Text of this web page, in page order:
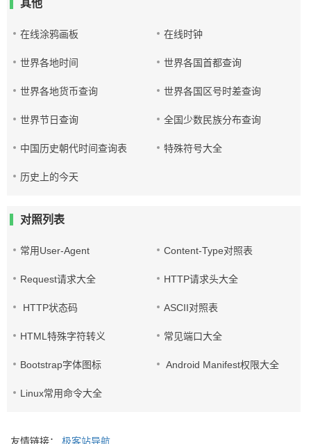
其他
在线涂鸦画板 在线时钟
世界各地时间 世界各国首都查询
世界各地货币查询 世界各国区号时差查询
世界节日查询 全国少数民族分布查询
中国历史朝代时间查询表 特殊符号大全
历史上的今天
对照列表
常用User-Agent Content-Type对照表
Request请求大全 HTTP请求头大全
HTTP状态码 ASCII对照表
HTML特殊字符转义 常见端口大全
Bootstrap字体图标 Android Manifest权限大全
Linux常用命令大全
友情链接： 极客站导航